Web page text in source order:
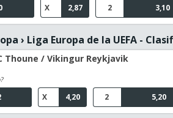
2,87
X 3,10
2
› Liga Europa de la UEFA -
Thoune / Vikingur Reykjavik
4,20
X 5,20
2